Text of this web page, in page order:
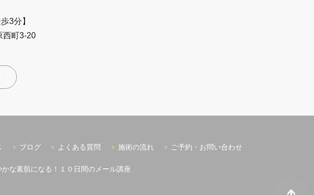
3分】
西町3-20
ブログ よくある質問 施術の流れ ご予約・お問い合わせ
な素肌になる！１０日間のメール講座